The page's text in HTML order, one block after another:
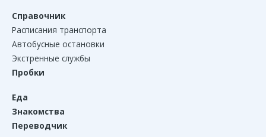
Справочник
Расписания транспорта
Автобусные остановки
Экстренные службы
Пробки
Еда
Знакомства
Переводчик